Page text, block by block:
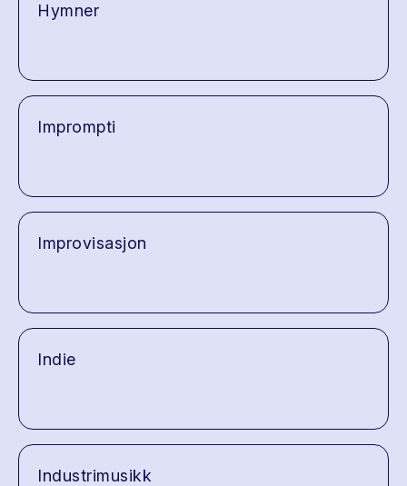
Hymner
Imprompti
Improvisasjon
Indie
Industrimusikk